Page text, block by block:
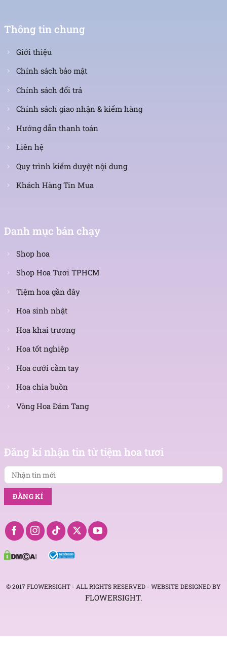
Thông tin chung
Giới thiệu
Chính sách bảo mật
Chính sách đổi trả
Chính sách giao nhận & kiểm hàng
Hướng dẫn thanh toán
Liên hệ
Quy trình kiểm duyệt nội dung
Khách Hàng Tin Mua
Danh mục bán chạy
Shop hoa
Shop Hoa Tươi TPHCM
Tiệm hoa gần đây
Hoa sinh nhật
Hoa khai trương
Hoa tốt nghiệp
Hoa cưới cầm tay
Hoa chia buồn
Vòng Hoa Đám Tang
Đăng kí nhận tin từ tiệm hoa tươi
tin
mới
© 2017 FLOWERSIGHT - ALL RIGHTS RESERVED - WEBSITE DESIGNED BY
FLOWERSIGHT.